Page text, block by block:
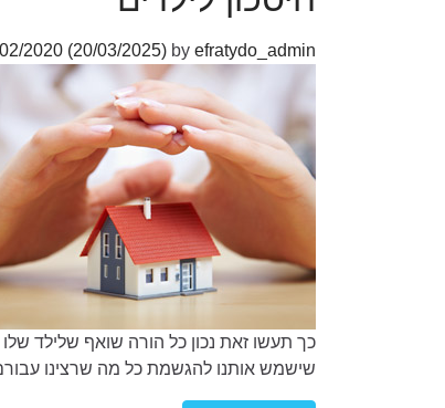
2020 (20/03/2025) by efratydo_admin
כך תעשו זאת נכון כל הורה שואף שלילד שלו
שישמש אותנו להגשמת כל מה שרצינו